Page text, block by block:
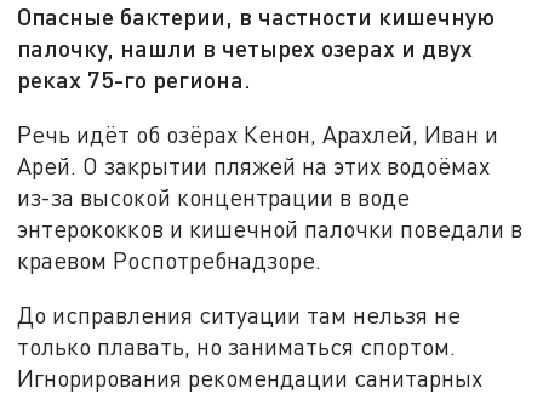
Опасные бактерии, в частности кишечную
палочку, нашли в четырех озерах и двух
реках 75-го региона.
Речь идёт об озёрах Кенон, Арахлей, Иван и
Арей. О закрытии пляжей на этих водоёмах
из-за высокой концентрации в воде
энтерококков и кишечной палочки поведали в
краевом Роспотребнадзоре.
До исправления ситуации там нельзя не
только плавать, но заниматься спортом.
Игнорирования рекомендации санитарных